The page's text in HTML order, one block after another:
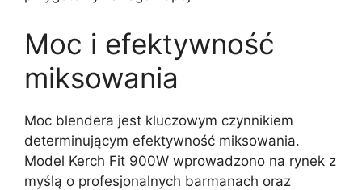
Moc i efektywność
miksowania
Moc blendera jest kluczowym czynnikiem
determinującym efektywność miksowania.
Model Kerch Fit 900W wprowadzono na rynek z
myślą o profesjonalnych barmanach oraz